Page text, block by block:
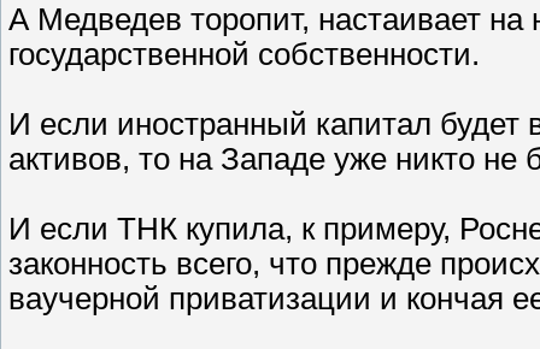
А Медведев торопит, настаивает на
государственной собственности.
И если иностранный капитал будет
активов, то на Западе уже никто не
И если ТНК купила, к примеру,
законность всего, что прежде
ваучерной приватизации и кончая